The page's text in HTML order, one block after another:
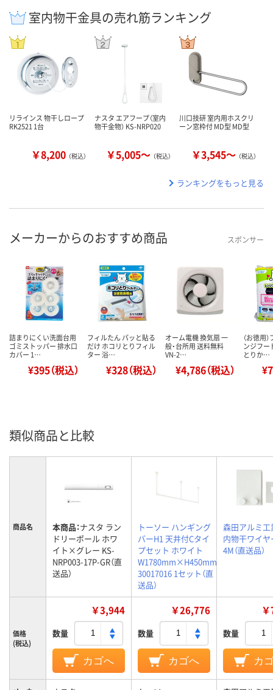
室内物干金具の売れ筋ランキング
リラインス 物干しロープ
RK2521 1台
￥8,200 （税込）
ナスタ エアフープ（室内
物干金物） KS-NRP020
￥5,005～ （税込）
川口技研 室内用ホスクリ
ーン窓枠付 MD型 MD型
￥3,545～ （税込）
ランキングをもっと見る
メーカーからのおすすめ商品 スポンサー
詰まりにくい洗面台用
ゴミストッパー 排水口
カバー 1…
¥395（税込）
フィルたん パッと貼る
だけ ホコリとりフィル
ター 浴…
¥328（税込）
オーム電機 換気扇 一
般・台所用 送料無料
VN-2…
¥4,786（税込）
（お徳用
ンジフー
とりか…
類似商品と比較
商品名 本商品：ナスタ ラン
ドリーポール ホワ
イト×グレー KS-
NRP003-17P-GR（直
送品）
トーソー ハンギング
バーH1 天井付Cタイ
プセット ホワイト
W1780mm×H450mm
30017016 1セット（直
送品）
森田アルミ工
内物干ワイ
4M（直送品）
価格
(税込)
￥3,944
数量
カゴへ
￥26,776
数量
カゴへ
数量
カ